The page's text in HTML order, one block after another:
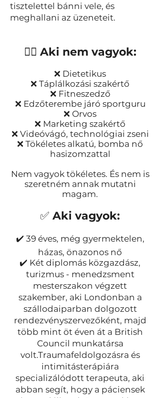
tisztelettel bánni vele, és
meghallani az üzeneteit.
🙅‍♀️ Aki nem vagyok:
❌ Dietetikus
❌ Táplálkozási szakértő
❌ Fitneszedző
❌ Edzőterembe járó sportguru
❌ Orvos
❌ Marketing szakértő
❌ Videóvágó, technológiai zseni
​❌ Tökéletes alkatú, bomba nő
hasizomzattal
Nem vagyok tökéletes. És nem is
szeretném annak mutatni
magam.
✅ Aki vagyok:
✔️ 39 éves, még gyermektelen,
házas, önazonos nő
✔️ Két diplomás közgazdász,
turizmus - menedzsment
mesterszakon végzett
szakember, aki Londonban a
szállodaiparban dolgozott
rendezvényszervezőként, majd
több mint öt éven át a British
Council munkatársa
volt.Traumafeldolgozásra és
intimitásterápiára
specializálódott terapeuta, aki
abban segít, hogy a páciensek